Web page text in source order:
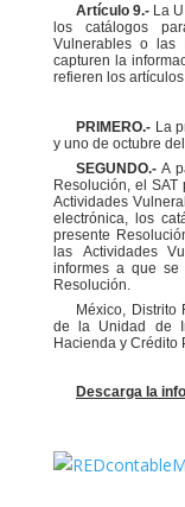
Artículo 9.- La
los catálogos
Vulnerables o las
capturen la
refieren los
PRIMERO.- La
y uno de octubre
SEGUNDO.- A
Resolución, el
Actividades
electrónica, los
presente
las
Actividades
informes a que
Resolución.
México, Distrito
de la Unidad de
Hacienda y Crédito
Descarga la